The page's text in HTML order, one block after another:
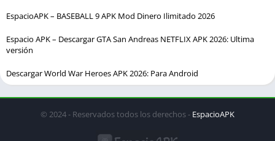
EspacioAPK – BASEBALL 9 APK Mod Dinero Ilimitado 2026
Espacio APK – Descargar GTA San Andreas NETFLIX APK 2026: Ultima
versión
Descargar World War Heroes APK 2026: Para Android
© 2024 - Reservados todos los derechos - EspacioAPK